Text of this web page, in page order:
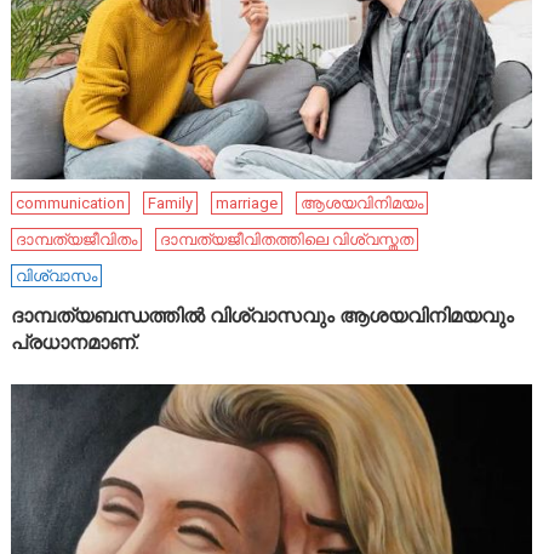
communication Family marriage
ആശയവിനിമയം
ദാമ്പത്യജീവിതം
ദാമ്പത്യജീവിതത്തിലെ വിശ്വസ്തത
വിശ്വാസം
ദാമ്പത്യബന്ധത്തിൽ വിശ്വാസവും ആശയവിനിമയവും
പ്രധാനമാണ്.